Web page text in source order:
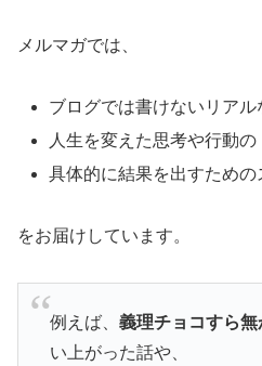
メルマガでは、
ブログでは書けないリアル
人生を変えた思考や行動の
具体的に結果を出すための
をお届けしています。
例えば、 義理チョコすら
い上がった話や、